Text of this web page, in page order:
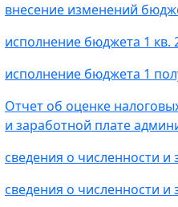
внесение изменений
исполнение бюджета 1 кв.
исполнение бюджета 1
Отчет об оценке
и заработной плате
сведения о численности
сведения о численности и